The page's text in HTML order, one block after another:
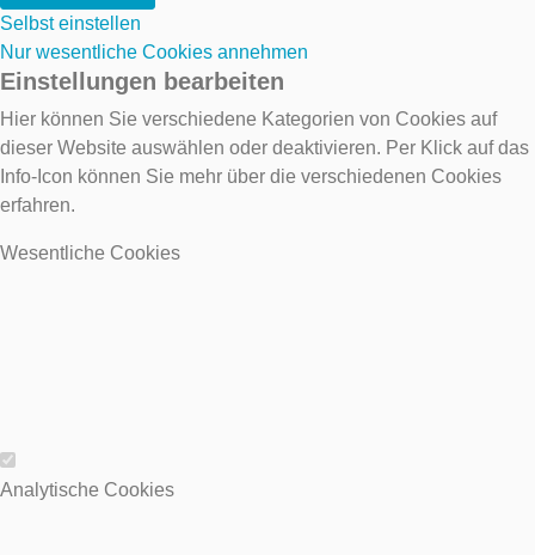
Selbst einstellen
Nur wesentliche Cookies annehmen
Einstellungen bearbeiten
Hier können Sie verschiedene Kategorien von Cookies auf
dieser Website auswählen oder deaktivieren. Per Klick auf das
Info-Icon können Sie mehr über die verschiedenen Cookies
erfahren.
Wesentliche Cookies
Wesentliche Cookies
Analytische Cookies